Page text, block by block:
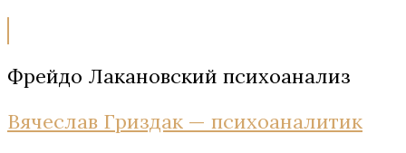
Фрейдо Лакановский психоанализ
Вячеслав Гриздак — психоаналитик